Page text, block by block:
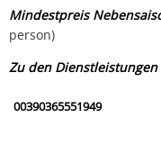
Mindestpreis
person)
Zu den Dienstleistungen
00390365551949